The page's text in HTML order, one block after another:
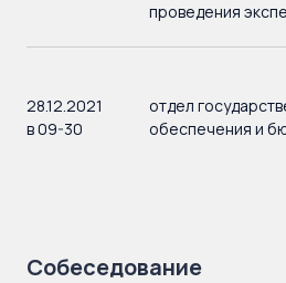
проведения
28.12.2021
в 09-30
отдел
обеспечения и
Собеседование